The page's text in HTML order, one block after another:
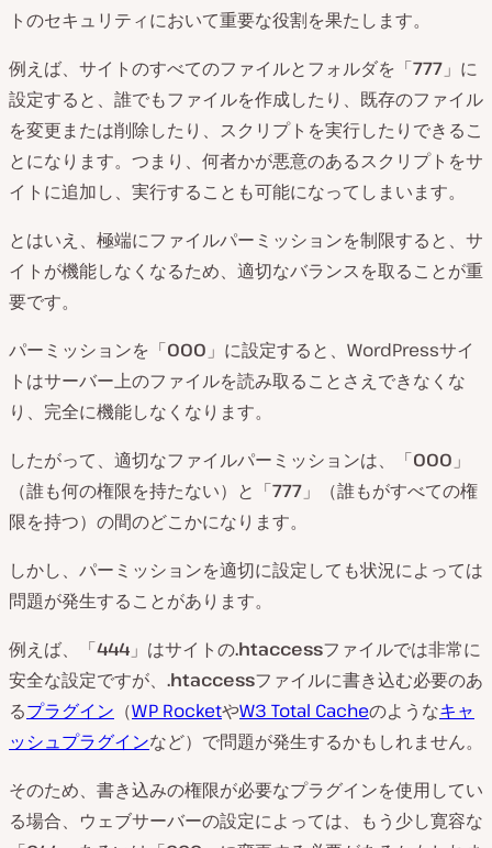
トのセキュリティにおいて重要な役割を果たします。
例えば、サイトのすべてのファイルとフォルダを「777 」に
設定すると、誰でもファイルを作成したり、既存のファイル
を変更または削除したり、スクリプトを実行したりできるこ
とになります。つまり、何者かが悪意のあるスクリプトをサ
イトに追加し、実行することも可能になってしまいます。
とはいえ、極端にファイルパーミッションを制限すると、サ
イトが機能しなくなるため、適切なバランスを取ることが重
要です。
パーミッションを「000 」に設定すると、WordPressサイ
トはサーバー上のファイルを読み取ることさえできなくな
り、完全に機能しなくなります。
したがって、適切なファイルパーミッションは、「000 」
（誰も何の権限を持たない）と「777 」（誰もがすべての権
限を持つ）の間のどこかになります。
しかし、パーミッションを適切に設定しても状況によっては
問題が発生することがあります。
例えば、「444 」はサイトの.htaccessファイルでは非常に
安全な設定ですが、 .htaccessファイルに書き込む必要のあ
るプラグイン （WP RocketやW3 Total Cacheのようなキャ
ッシュプラグインなど）で問題が発生するかもしれません。
そのため、書き込みの権限が必要なプラグインを使用してい
る場合、ウェブサーバーの設定によっては、もう少し寛容な